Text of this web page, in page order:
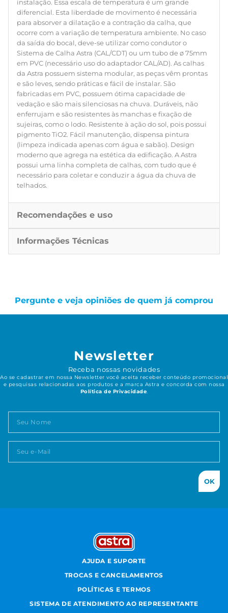
instalação. Essa escala de temperatura é um grande
diferencial. Esta liberdade de movimento é necessária
para absorver a dilatação e a contração da calha, que
ocorre com a variação de temperatura ambiente. No caso
da saída do bocal, deve-se utilizar como condutor o
Sistema de Calha Astra (CAL/CDT) ou um tubo de ø 75mm
em PVC (necessário uso do adaptador CAL/AD). As calhas
da Astra possuem sistema modular, as peças vêm prontas
e são leves, sendo práticas e fácil de instalar. São
fabricadas em PVC, possuem ótima capacidade de
vedação e são mais silenciosas na chuva. Duráveis, não
enferrujam e são resistentes às manchas e fixação de
sujeiras, como o lodo. Resistente à ação do sol, pois possui
pigmento TiO2. Fácil manutenção, dispensa pintura
(limpeza indicada apenas com água e sabão). Design
moderno que agrega na estética da edificação. A Astra
possui uma linha completa de calhas, com tudo que é
necessário para coletar e conduzir a água da chuva de
telhados.
Recomendações e uso
Informações Técnicas
Pergunte e veja opiniões de quem já comprou
Newsletter
Receba nossas novidades
Ao se cadastrar em nossa Newsletter você aceita receber conteúdo promocional
e pesquisas relacionadas aos produtos e a marca Astra e concorda com nossa
Política de Privacidade
OK
AJUDA E SUPORTE
TROCAS E CANCELAMENTOS
POLÍTICAS E TERMOS
SISTEMA DE ATENDIMENTO AO REPRESENTANTE